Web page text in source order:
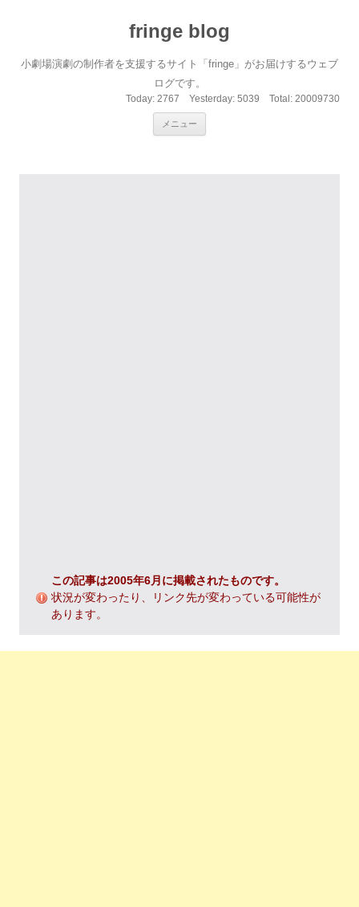
fringe blog
小劇場演劇の制作者を支援するサイト「fringe」がお届けするウェブ
ログです。
Today: 2767 Yesterday: 5039 Total: 20009730
メニュー
この記事は2005年6月に掲載されたものです。
状況が変わったり、リンク先が変わっている可能性が
あります。